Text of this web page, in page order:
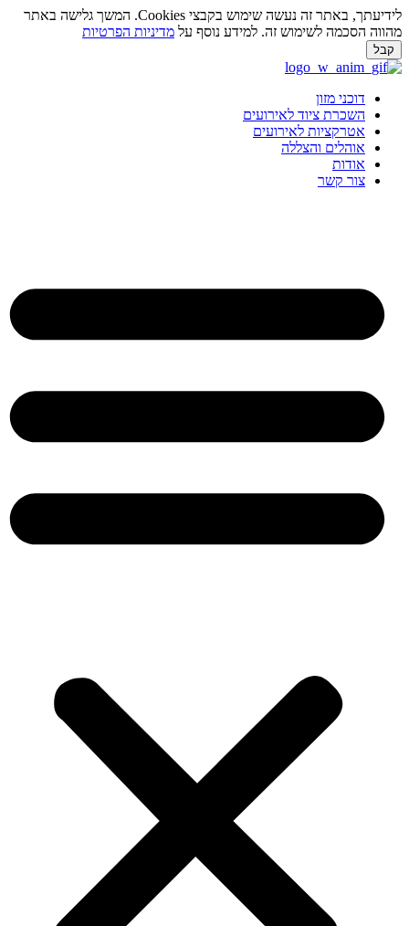
לידיעתך, באתר זה נעשה שימוש בקבצי Cookies. המשך גלישה באתר
הסכמה לשימוש זה. למידע נוסף עלמדיניות הפרטיות
קבל
דוכני מזון
השכרת ציוד לאירועים
אטרקציות לאירועים
אוהלים והצללה
אודות
צור קשר